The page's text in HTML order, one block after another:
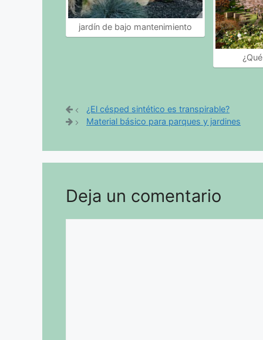
jardín de bajo mantenimiento
¿El césped sintético es transpirable?
Material básico para parques y jardines
Deja un comentario